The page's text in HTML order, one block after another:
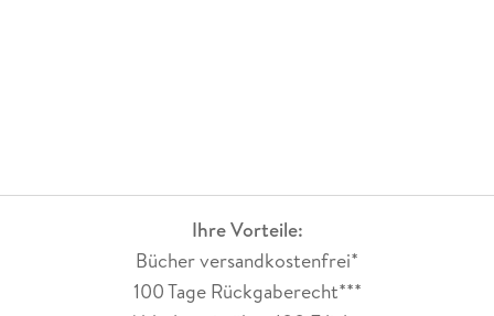
Ihre Vorteile:
Bücher versandkostenfrei*
100 Tage Rückgaberecht***